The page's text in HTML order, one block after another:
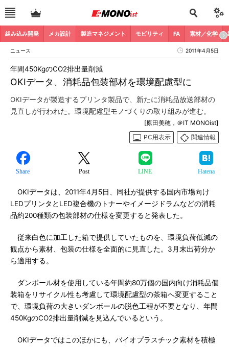
組み込み開発 メカ設計 製造マネジメント モビリティ FA 素材／化学
ニュース 2011年4月5日
OKIデータ、消耗品包装部材を環境配慮型に
年間450KgのCO2排出量削減
OKIデータが製造するプリンタ製品で、新たに消耗品放送部材の
見直しが行われた。環境配慮型モノづくりの取り組みが進む。
[原田美穂，＠IT MONOist]
PC用表示
関連情報
Share Post LINE Hatena
OKIデータは、2011年4月5日、同社が提供する国内市場向け
LEDプリンタとLED複合機のトナーやイメージドラムなどの消耗
品約200種類の包装部材の仕様を変更すると発表した。
従来白色に加工した箱で提供していたものを、環境負荷低減の
観点から素材、包装の仕様を全面的に見直した。3月末出荷分か
ら適用する。
ダンボール材を使用している年間約80万個の国内向け消耗品個
装箱をリサイクル性も考慮して環境配慮型の茶箱へ変更すること
で、環境負荷の大きいダンボールの脱色工程が不要となり、年間
450KgのCO2排出量削減を見込んでいるという。
OKIデータではこのほかにも、バイオプラスチック素材を積極